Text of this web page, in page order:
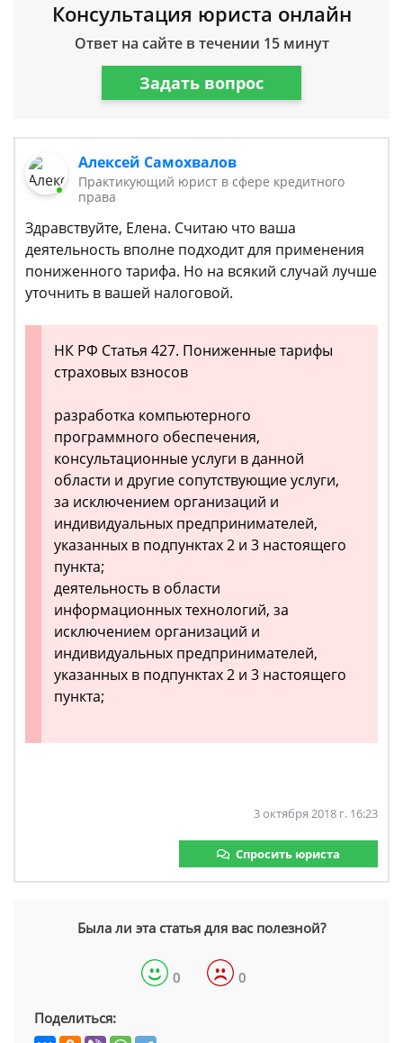
Консультация юриста онлайн
Ответ на сайте в течении 15 минут
Задать вопрос
Алексей Самохвалов
Практикующий юрист в сфере кредитного
права
Здравствуйте, Елена. Считаю что ваша
деятельность вполне подходит для применения
пониженного тарифа. Но на всякий случай лучше
уточнить в вашей налоговой.
НК РФ Статья 427. Пониженные тарифы
страховых взносов
разработка компьютерного
программного обеспечения,
консультационные услуги в данной
области и другие сопутствующие услуги,
за исключением организаций и
индивидуальных предпринимателей,
указанных в подпунктах 2 и 3 настоящего
пункта;
деятельность в области
информационных технологий, за
исключением организаций и
индивидуальных предпринимателей,
указанных в подпунктах 2 и 3 настоящего
пункта;
3 октября 2018 г. 16:23
Спросить юриста
Была ли эта статья для вас полезной?
0 0
Поделиться: